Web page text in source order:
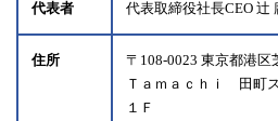
代表者 代表取締役社長CEO 辻
住所
〒108-0023 東京都港
Ｔａｍａｃｈｉ 田町
１Ｆ